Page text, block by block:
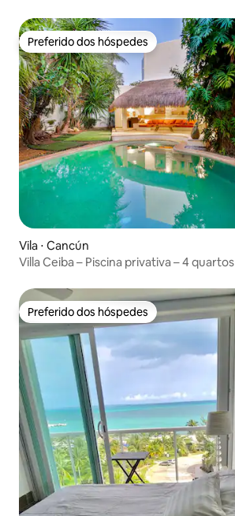
Preferido dos hóspedes
Preferido dos hóspedes
Vila ⋅ Cancún
Villa Ceiba – Piscina privativa – 4 quartos
Preferido dos hóspedes
Preferido dos hóspedes